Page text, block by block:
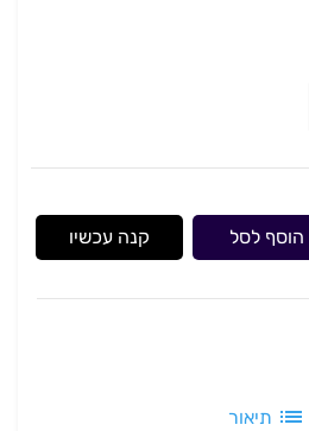
הוסף לסל
קנה עכשיו
תיאור